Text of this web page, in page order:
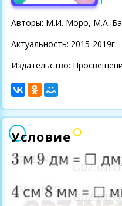
Авторы: М.И. Моро, М.А.
Актуальность: 2015-2019г.
Издательство:
Условие